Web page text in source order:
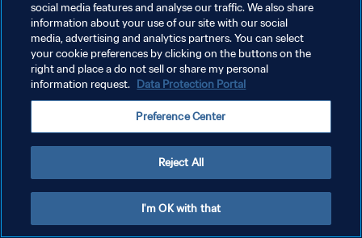
POLÍTICA DE PRIVACIDADE
TERMOS DE SERVIÇO
ADMINISTRAR AS PREFERÊNCIAS DE COOKIES
social media features and analyse our traffic. We also share
information about your use of our site with our social
media, advertising and analytics partners. You can select
your cookie preferences by clicking on the buttons on the
right and place a do not sell or share my personal
information request. Data Protection Portal
Preference Center
Reject All
I'm OK with that